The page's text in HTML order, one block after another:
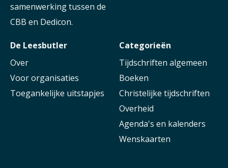
samenwerking tussen de
CBB en Dedicon.
De Leesbutler
Over
Voor organisaties
Toegankelijke uitstapjes
Categorieën
Tijdschriften algemeen
Boeken
Christelijke tijdschriften
Overheid
Agenda's en kalenders
Wenskaarten